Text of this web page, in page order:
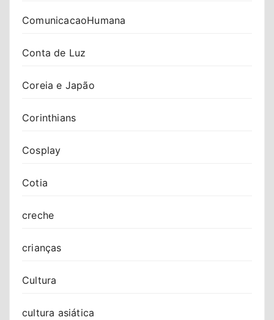
ComunicacaoHumana
Conta de Luz
Coreia e Japão
Corinthians
Cosplay
Cotia
creche
crianças
Cultura
cultura asiática